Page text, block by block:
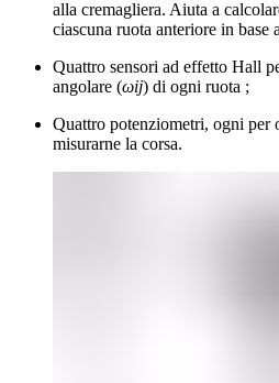
alla cremagliera. Aiuta a
ciascuna ruota anteriore in base
Quattro sensori ad effetto Hall
angolare (ωij) di ogni ruota ;
Quattro potenziometri, ogni per
misurarne la corsa.